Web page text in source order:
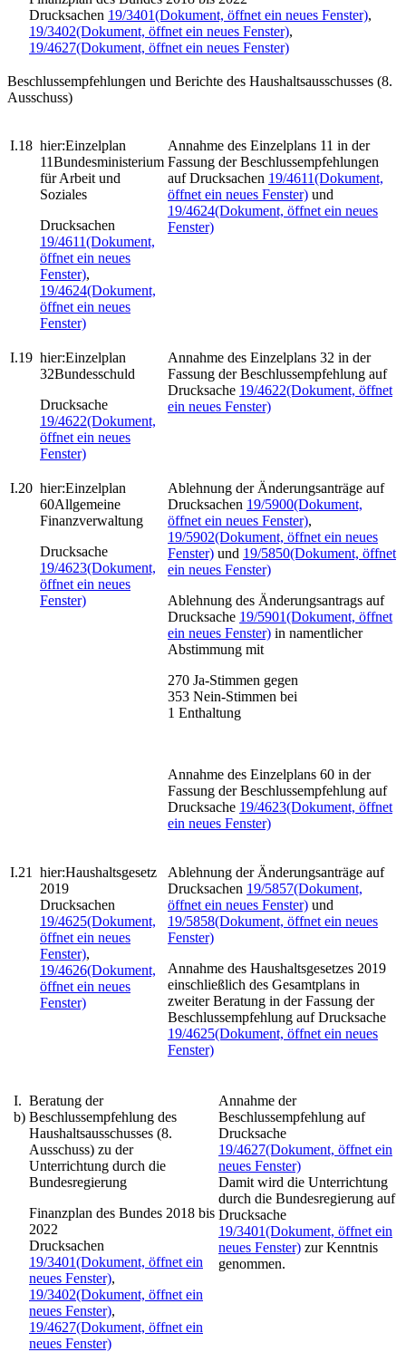
Drucksachen 19/3401(Dokument, öffnet ein neues Fenster),
19/3402(Dokument, öffnet ein neues Fenster),
19/4627(Dokument, öffnet ein neues Fenster)
Beschlussempfehlungen und Berichte des Haushaltsausschusses (8.
Ausschuss)
I.18 hier:Einzelplan
11Bundesministerium
für Arbeit und
Soziales
Drucksachen
19/4611(Dokument,
öffnet ein neues
Fenster),
19/4624(Dokument,
öffnet ein neues
Fenster)
Annahme des Einzelplans 11 in der
Fassung der Beschlussempfehlungen
auf Drucksachen 19/4611(Dokument,
öffnet ein neues Fenster) und
19/4624(Dokument, öffnet ein neues
Fenster)
I.19 hier:Einzelplan
32Bundesschuld
Drucksache
19/4622(Dokument,
öffnet ein neues
Fenster)
Annahme des Einzelplans 32 in der
Fassung der Beschlussempfehlung auf
Drucksache 19/4622(Dokument, öffnet
ein neues Fenster)
I.20 hier:Einzelplan
60Allgemeine
Finanzverwaltung
Drucksache
19/4623(Dokument,
öffnet ein neues
Fenster)
Ablehnung der Änderungsanträge auf
Drucksachen 19/5900(Dokument,
öffnet ein neues Fenster),
19/5902(Dokument, öffnet ein neues
Fenster) und 19/5850(Dokument, öffnet
ein neues Fenster)
Ablehnung des Änderungsantrags auf
Drucksache 19/5901(Dokument, öffnet
ein neues Fenster) in namentlicher
Abstimmung mit
270 Ja-Stimmen gegen
353 Nein-Stimmen bei
1 Enthaltung
Annahme des Einzelplans 60 in der
Fassung der Beschlussempfehlung auf
Drucksache 19/4623(Dokument, öffnet
ein neues Fenster)
I.21 hier:Haushaltsgesetz
2019
Drucksachen
19/4625(Dokument,
öffnet ein neues
Fenster),
19/4626(Dokument,
öffnet ein neues
Fenster)
Ablehnung der Änderungsanträge auf
Drucksachen 19/5857(Dokument,
öffnet ein neues Fenster) und
19/5858(Dokument, öffnet ein neues
Fenster)
Annahme des Haushaltsgesetzes 2019
einschließlich des Gesamtplans in
zweiter Beratung in der Fassung der
Beschlussempfehlung auf Drucksache
19/4625(Dokument, öffnet ein neues
Fenster)
I.
b)
Beratung der
Beschlussempfehlung des
Haushaltsausschusses (8.
Ausschuss) zu der
Unterrichtung durch die
Bundesregierung
Finanzplan des Bundes 2018 bis
2022
Drucksachen
19/3401(Dokument, öffnet ein
neues Fenster),
19/3402(Dokument, öffnet ein
neues Fenster),
19/4627(Dokument, öffnet ein
neues Fenster)
Annahme der
Beschlussempfehlung auf
Drucksache
19/4627(Dokument, öffnet ein
neues Fenster)
Damit wird die Unterrichtung
durch die Bundesregierung auf
Drucksache
19/3401(Dokument, öffnet ein
neues Fenster) zur Kenntnis
genommen.